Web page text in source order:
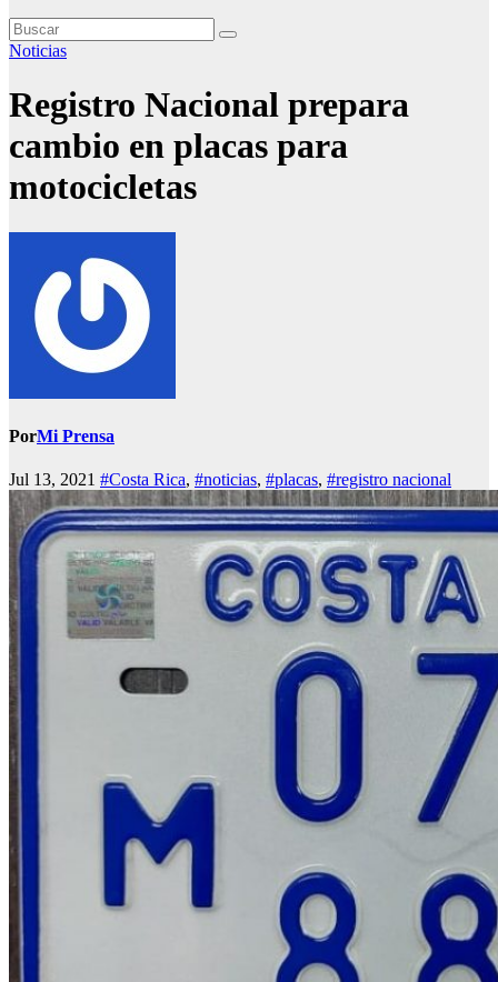
Noticias
Registro Nacional prepara
cambio en placas para
motocicletas
PorMi Prensa
Jul 13, 2021 #Costa Rica, #noticias, #placas, #registro nacional